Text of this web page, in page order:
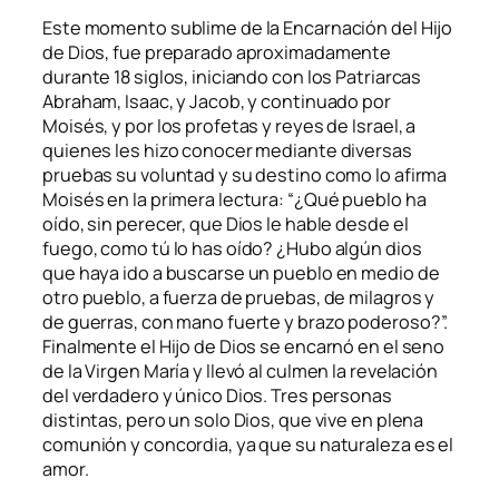
Este momento sublime de la Encarnación del Hijo
de Dios, fue preparado aproximadamente
durante 18 siglos, iniciando con los Patriarcas
Abraham, Isaac, y Jacob, y continuado por
Moisés, y por los profetas y reyes de Israel, a
quienes les hizo conocer mediante diversas
pruebas su voluntad y su destino como lo afirma
Moisés en la primera lectura: “¿Qué pueblo ha
oído, sin perecer, que Dios le hable desde el
fuego, como tú lo has oído? ¿Hubo algún dios
que haya ido a buscarse un pueblo en medio de
otro pueblo, a fuerza de pruebas, de milagros y
de guerras, con mano fuerte y brazo poderoso?”.
Finalmente el Hijo de Dios se encarnó en el seno
de la Virgen María y llevó al culmen la revelación
del verdadero y único Dios. Tres personas
distintas, pero un solo Dios, que vive en plena
comunión y concordia, ya que su naturaleza es el
amor.